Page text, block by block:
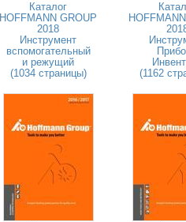
Каталог
HOFFMANN GROUP
2018
Инструмент
вспомогательный
и режущий
(1034 страницы)
(1162